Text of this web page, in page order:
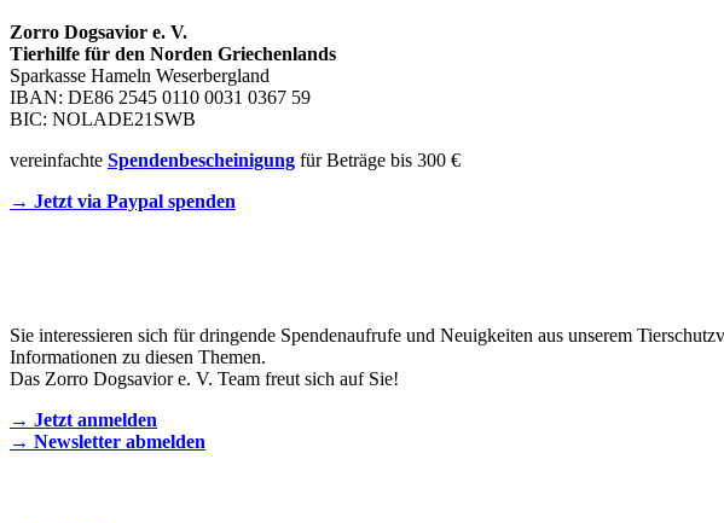
Zorro Dogsavior e. V.
Tierhilfe für den Norden Griechenlands
Sparkasse Hameln Weserbergland
IBAN: DE86 2545 0110 0031 0367 59
BIC: NOLADE21SWB
vereinfachte Spendenbescheinigung für Beträge bis 300 €
→ Jetzt via Paypal spenden
Sie interessieren sich für dringende Spendenaufrufe und Neuigkeiten aus unserem
Informationen zu diesen Themen.
Das Zorro Dogsavior e. V. Team freut sich auf Sie!
→ Jetzt anmelden
→ Newsletter abmelden